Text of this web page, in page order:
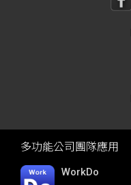
多功能公司團隊應用
WorkDo